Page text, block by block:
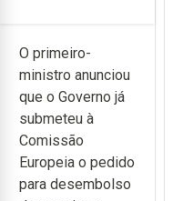
O primeiro-
ministro anunciou
que o Governo já
submeteu à
Comissão
Europeia o pedido
para desembolso